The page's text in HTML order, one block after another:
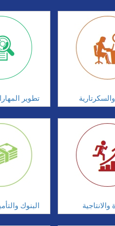
تطوير والسكرتارية
البنوك والانتاجية